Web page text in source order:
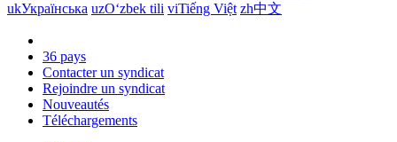
ukУкраїнська uzOʻzbek tili viTiếng Việt zh中文
36 pays
Contacter un syndicat
Rejoindre un syndicat
Nouveautés
Téléchargements